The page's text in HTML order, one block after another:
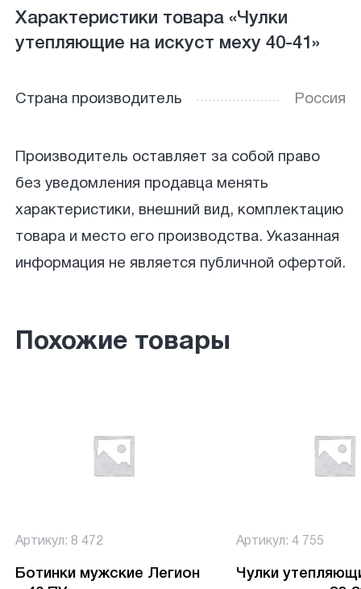
Характеристики товара «Чулки
утепляющие на искуст меху 40-41»
Страна производитель Россия
Производитель оставляет за собой право
без уведомления продавца менять
характеристики, внешний вид, комплектацию
товара и место его производства. Указанная
информация не является публичной офертой.
Похожие товары
Артикул: 8 472
Ботинки мужские Легион
Артикул: 4 755
Чулки